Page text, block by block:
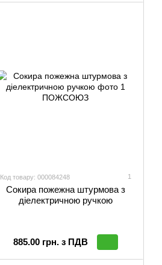
Код товару: 000084248 1
Сокира пожежна штурмова з
діелектричною ручкою
885.00 грн. з ПДВ